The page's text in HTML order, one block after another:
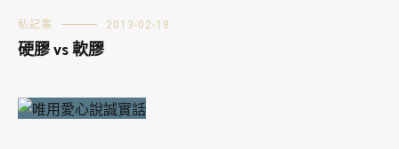
私記事 2013-02-18
硬膠 vs 軟膠